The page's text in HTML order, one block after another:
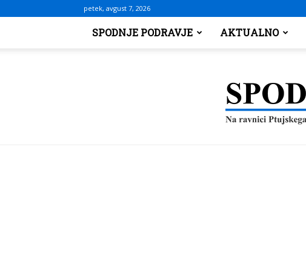
petek, avgust 7, 2026
SPODNJE PODRAVJE AKTUALNO